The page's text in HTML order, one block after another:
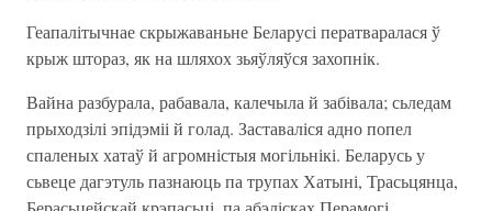
Геапалітычнае скрыжаваньне Беларусі ператваралася ў
крыж штораз, як на шляхох зьяўляўся захопнік.
Вайна разбурала, рабавала, калечыла й забівала; сьледам
прыходзілі эпідэміі й голад. Заставаліся адно попел
спаленых хатаў й агромністыя могільнікі. Беларусь у
сьвеце дагэтуль пазнаюць па трупах Хатыні, Трасьцянца,